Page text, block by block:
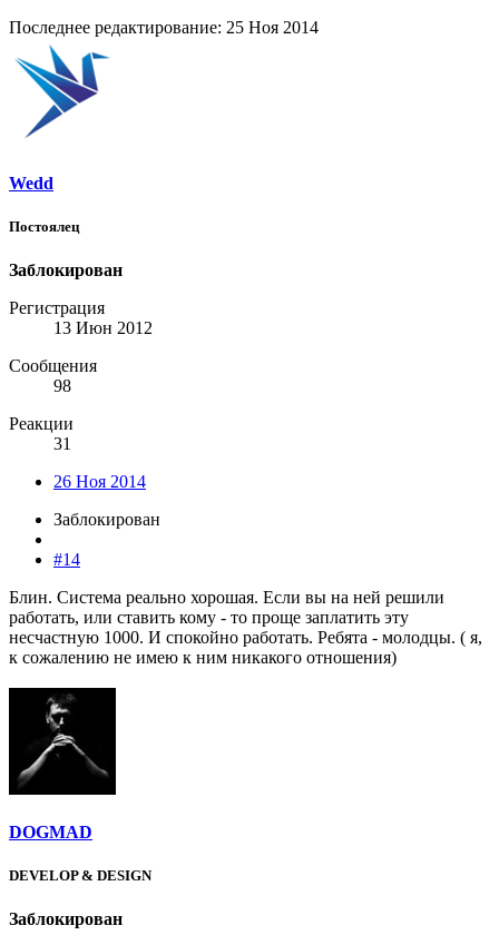
Последнее редактирование: 25 Ноя 2014
Wedd
Постоялец
Заблокирован
Регистрация
13 Июн 2012
Сообщения
98
Реакции
31
26 Ноя 2014
Заблокирован
#14
Блин. Система реально хорошая. Если вы на ней решили
работать, или ставить кому - то проще заплатить эту
несчастную 1000. И спокойно работать. Ребята - молодцы. ( я,
к сожалению не имею к ним никакого отношения)
DOGMAD
DEVELOP & DESIGN
Заблокирован